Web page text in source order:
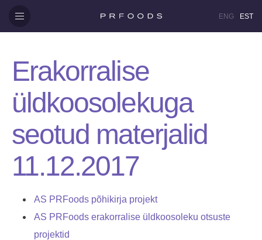
ENG EST
Erakorralise
üldkoosolekuga
seotud materjalid
11.12.2017
AS PRFoods põhikirja projekt
AS PRFoods erakorralise üldkoosoleku otsuste
projektid